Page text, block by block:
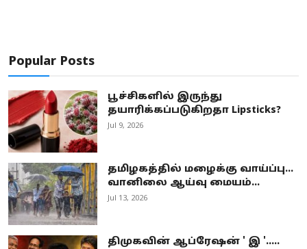
World
Astrology
Spirituality
Weather
Politics
Popular Posts
பூச்சிகளில் இருந்து
தயாரிக்கப்படுகிறதா Lipsticks?
Jul 9, 2026
தமிழகத்தில் மழைக்கு வாய்ப்பு...
வானிலை ஆய்வு மையம்...
Jul 13, 2026
திமுகவின் ஆப்ரேஷன் ' இ '.....